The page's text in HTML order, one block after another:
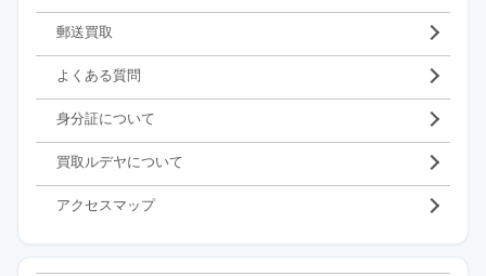
郵送買取
よくある質問
身分証について
買取ルデヤについて
アクセスマップ